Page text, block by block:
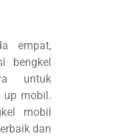
empat,
bengkel
untuk
up mobil.
mobil
dan